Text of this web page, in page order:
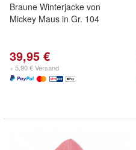
Braune Winterjacke von
Mickey Maus in Gr. 104
39,95 €
+ 5,90 € Versand